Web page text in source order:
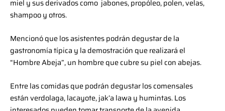
miel y sus derivados como jabones, propóleo, polen, velas,
shampoo y otros.
Mencionó que los asistentes podrán degustar de la
gastronomía típica y la demostración que realizará el
“Hombre Abeja”, un hombre que cubre su piel con abejas.
Entre las comidas que podrán degustar los comensales
están verdolaga, lacayote, jak’a lawa y humintas. Los